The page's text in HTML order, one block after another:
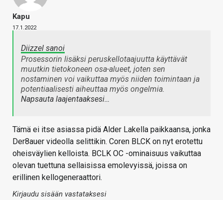
Kapu
17.1.2022
Diizzel sanoi
Prosessorin lisäksi peruskellotaajuutta käyttävät
muutkin tietokoneen osa-alueet, joten sen
nostaminen voi vaikuttaa myös niiden toimintaan ja
potentiaalisesti aiheuttaa myös ongelmia.
Napsauta laajentaaksesi…
Tämä ei itse asiassa pidä Alder Lakella paikkaansa, jonka
Der8auer videolla selittikin. Coren BLCK on nyt erotettu
oheisväylien kelloista. BCLK OC -ominaisuus vaikuttaa
olevan tuettuna sellaisissa emolevyissä, joissa on
erillinen kellogeneraattori.
Kirjaudu sisään vastataksesi